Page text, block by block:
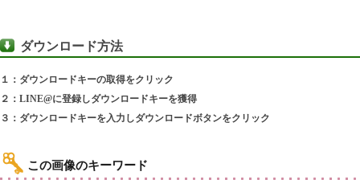
ダウンロード方法
１：ダウンロードキーの取得をクリック
２：LINE@に登録しダウンロードキーを獲得
３：ダウンロードキーを入力しダウンロードボタンをクリック
この画像のキーワード